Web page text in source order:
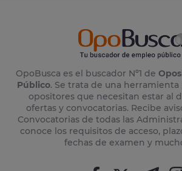
OpoBusca es el buscador Nº1 de
Público. Se trata de una herramienta
opositores que necesitan estar al
ofertas y convocatorias. Recibe
Convocatorias de todas las
conoce los requisitos de acceso,
fechas de examen y